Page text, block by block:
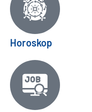
Horoskop